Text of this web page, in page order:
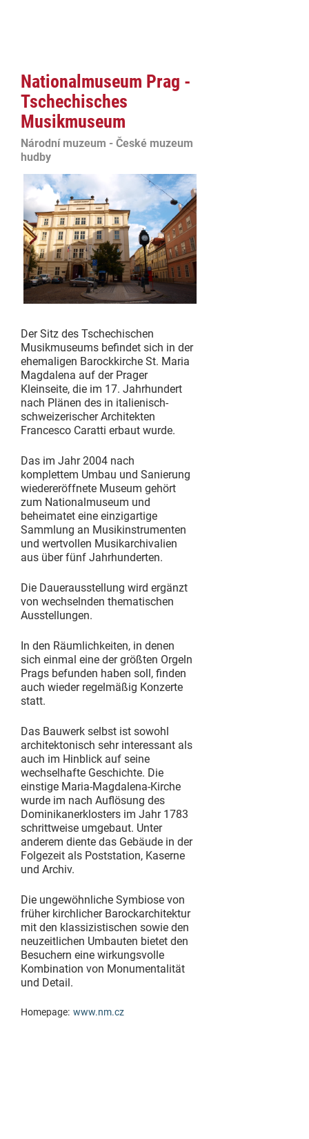
Nationalmuseum Prag -
Tschechisches
Musikmuseum
Národní muzeum - České muzeum
hudby
Der Sitz des Tschechischen
Musikmuseums befindet sich in der
ehemaligen Barockkirche St. Maria
Magdalena auf der Prager
Kleinseite, die im 17. Jahrhundert
nach Plänen des in italienisch-
schweizerischer Architekten
Francesco Caratti erbaut wurde.
Das im Jahr 2004 nach
komplettem Umbau und Sanierung
wiedereröffnete Museum gehört
zum Nationalmuseum und
beheimatet eine einzigartige
Sammlung an Musikinstrumenten
und wertvollen Musikarchivalien
aus über fünf Jahrhunderten.
Die Dauerausstellung wird ergänzt
von wechselnden thematischen
Ausstellungen.
In den Räumlichkeiten, in denen
sich einmal eine der größten Orgeln
Prags befunden haben soll, finden
auch wieder regelmäßig Konzerte
statt.
Das Bauwerk selbst ist sowohl
architektonisch sehr interessant als
auch im Hinblick auf seine
wechselhafte Geschichte. Die
einstige Maria-Magdalena-Kirche
wurde im nach Auflösung des
Dominikanerklosters im Jahr 1783
schrittweise umgebaut. Unter
anderem diente das Gebäude in der
Folgezeit als Poststation, Kaserne
und Archiv.
Die ungewöhnliche Symbiose von
früher kirchlicher Barockarchitektur
mit den klassizistischen sowie den
neuzeitlichen Umbauten bietet den
Besuchern eine wirkungsvolle
Kombination von Monumentalität
und Detail.
Homepage: www.nm.cz